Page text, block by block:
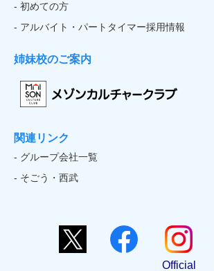
- 初めての方
- アルバイト・パートタイマー採用情報
姉妹校のご案内
関連リンク
- グループ会社一覧
- そごう・西武
Official